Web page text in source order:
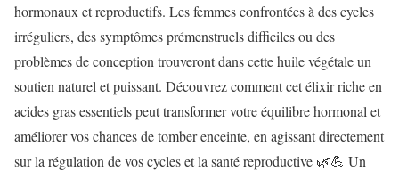
hormonaux et reproductifs. Les femmes confrontées à des cycles
irréguliers, des symptômes prémenstruels difficiles ou des
problèmes de conception trouveront dans cette huile végétale un
soutien naturel et puissant. Découvrez comment cet élixir riche en
acides gras essentiels peut transformer votre équilibre hormonal et
améliorer vos chances de tomber enceinte, en agissant directement
sur la régulation de vos cycles et la santé reproductive 🌿💪 Un